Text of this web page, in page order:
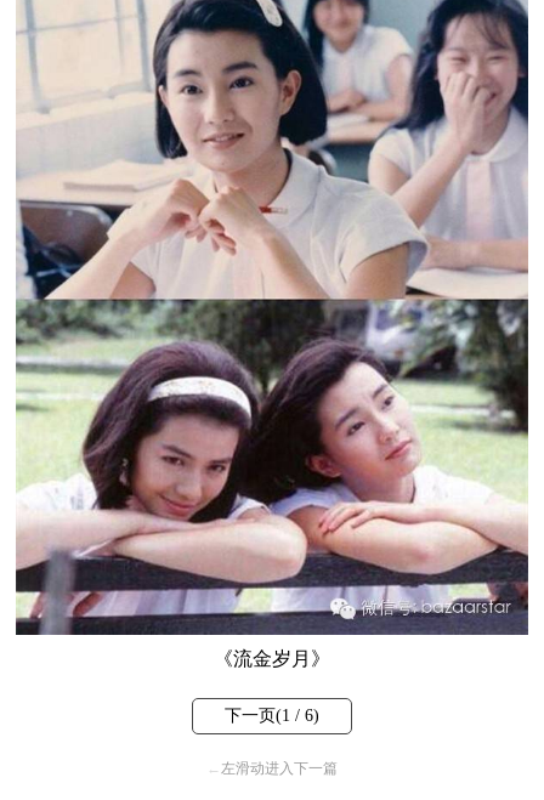
《流金岁月》
下一页(1 / 6)
← 左滑动进入下一篇